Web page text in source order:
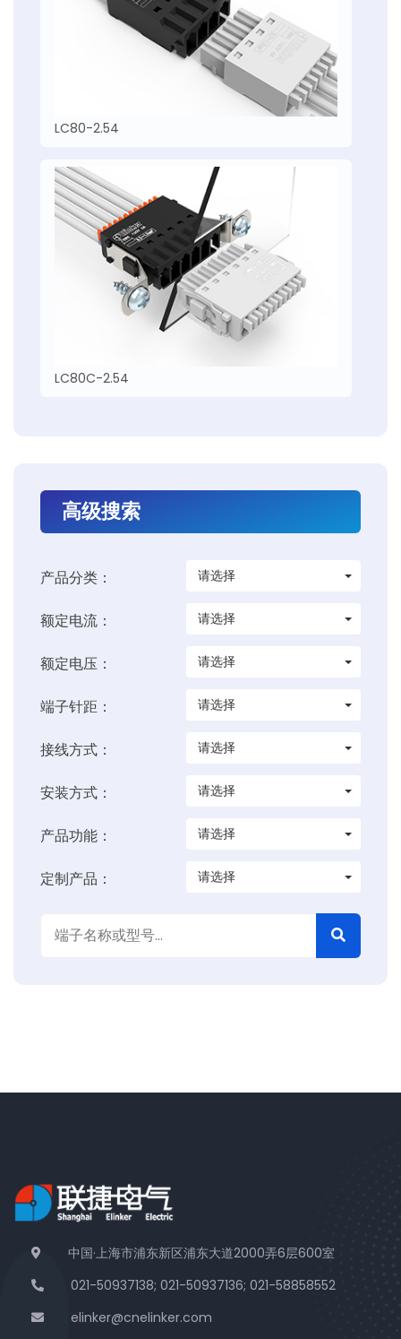
LC80-2.54
LC80C-2.54
高级搜索
产品分类： 请选择
额定电流： 请选择
额定电压： 请选择
端子针距： 请选择
接线方式： 请选择
安装方式： 请选择
产品功能： 请选择
定制产品： 请选择
中国·上海市浦东新区浦东大道2000弄6层600室
021-50937138; 021-50937136; 021-58858552
elinker@cnelinker.com